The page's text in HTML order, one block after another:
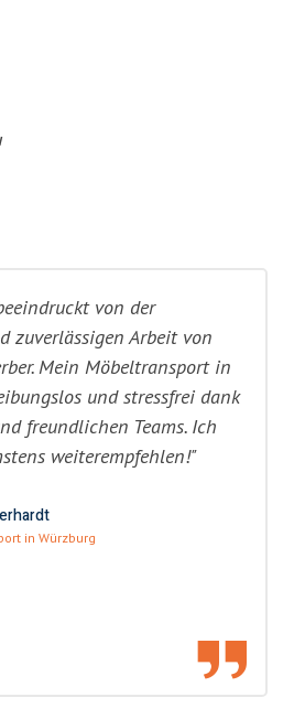
von der
zuverlässigen Arbeit von
Mein Möbeltransport in
und stressfrei dank
freundlichen Teams. Ich
weiterempfehlen!"
in Würzburg